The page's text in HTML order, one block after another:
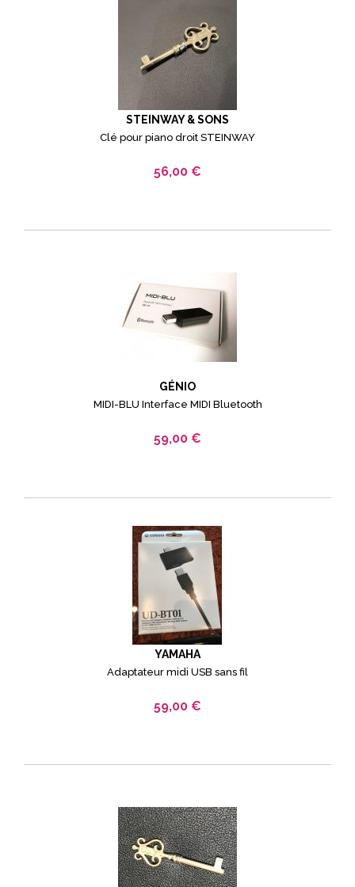
STEINWAY & SONS
Clé pour piano droit STEINWAY
56,00 €
GÉNIO
MIDI-BLU Interface MIDI Bluetooth
59,00 €
YAMAHA
Adaptateur midi USB sans fil
59,00 €